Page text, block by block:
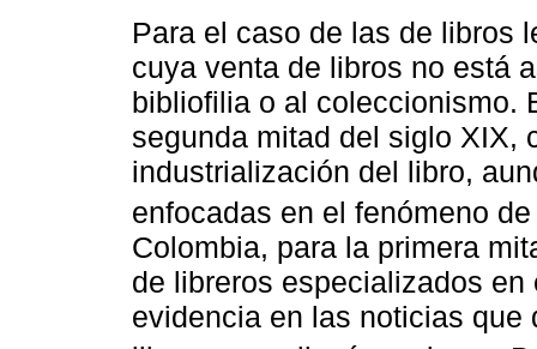
Para el caso de las de libros
cuya venta de libros no está
bibliofilia o al coleccionismo.
segunda mitad del siglo XIX,
industrialización del libro,
enfocadas en el fenómeno
Colombia, para la primera
de libreros especializados
evidencia en las noticias que